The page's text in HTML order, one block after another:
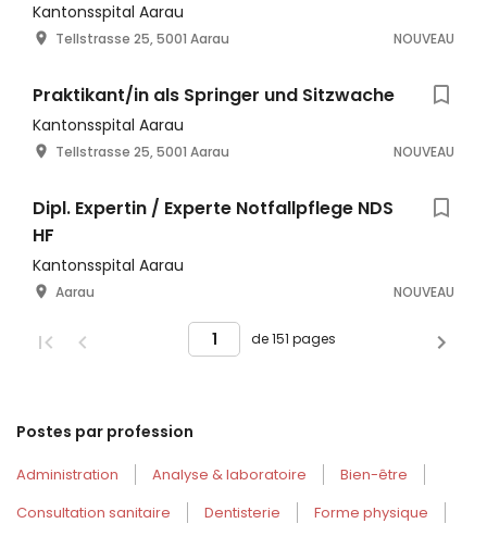
Kantonsspital Aarau
Tellstrasse 25, 5001 Aarau NOUVEAU
Praktikant/in als Springer und Sitzwache
Kantonsspital Aarau
Tellstrasse 25, 5001 Aarau NOUVEAU
Dipl. Expertin / Experte Notfallpflege NDS
HF
Kantonsspital Aarau
Aarau NOUVEAU
de 151 pages
Postes par profession
Administration Analyse & laboratoire
Bien-être
Consultation sanitaire
Dentisterie
Forme physique